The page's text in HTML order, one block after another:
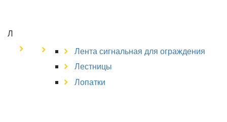
Л
Лента сигнальная для ограждения
Лестницы
Лопатки